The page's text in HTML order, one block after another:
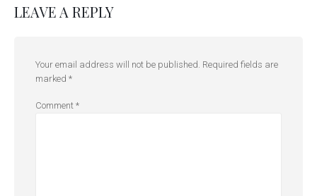
LEAVE A REPLY
Your email address will not be published. Required fields are
marked *
Comment *